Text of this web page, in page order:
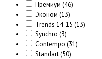
Премиум (46)
Эконом (13)
Trends 14-15 (13)
Synchro (3)
Contempo (31)
Standart(50)